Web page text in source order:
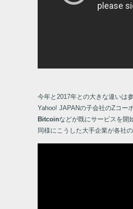
今年と2017年との大きな違いは
Yahoo! JAPANの子会社のZコー
Bitcoinなどが既にサービスを開
同様にこうした大手企業が各社